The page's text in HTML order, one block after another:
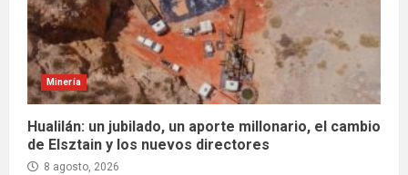
Minería
Hualilán: un jubilado, un aporte millonario, el cambio
de Elsztain y los nuevos directores
8 agosto, 2026